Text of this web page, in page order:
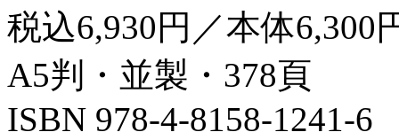
税込6,930円／本体6,300
A5判・並製・378頁
ISBN 978-4-8158-1241-6